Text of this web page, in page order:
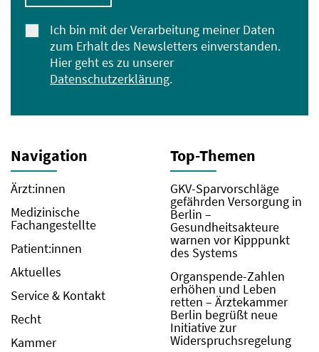
Ich bin mit der Verarbeitung meiner Daten
zum Erhalt des Newsletters einverstanden.
Hier geht es zu unserer
Datenschutzerklärung.
Navigation
Ärzt:innen
Medizinische
Fachangestellte
Patient:innen
Aktuelles
Service & Kontakt
Recht
Kammer
Top-Themen
GKV-Sparvorschläge
gefährden Versorgung in
Berlin –
Gesundheitsakteure
warnen vor Kipppunkt
des Systems
Organspende-Zahlen
erhöhen und Leben
retten – Ärztekammer
Berlin begrüßt neue
Initiative zur
Widerspruchsregelung